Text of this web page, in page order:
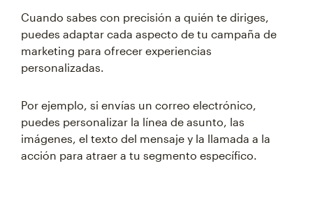
Cuando sabes con precisión a quién te diriges,
puedes adaptar cada aspecto de tu campaña de
marketing para ofrecer experiencias
personalizadas.
Por ejemplo, si envías un correo electrónico,
puedes personalizar la línea de asunto, las
imágenes, el texto del mensaje y la llamada a la
acción para atraer a tu segmento específico.